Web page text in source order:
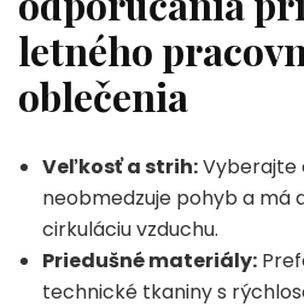
letného
oblečenia
Veľkosť a strih:Vyberajte
neobmedzuje pohyb a má
cirkuláciu vzduchu.
Priedušné materiály:
technické tkaniny s